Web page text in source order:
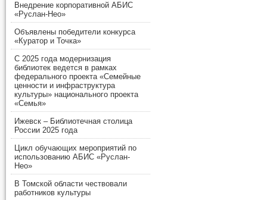
Внедрение корпоративной АБИС
«Руслан-Нео»
Объявлены победители конкурса
«Куратор и Точка»
С 2025 года модернизация
библиотек ведется в рамках
федерального проекта «Семейные
ценности и инфраструктура
культуры» национального проекта
«Семья»
Ижевск – Библиотечная столица
России 2025 года
Цикл обучающих мероприятий по
использованию АБИС «Руслан-
Нео»
В Томской области чествовали
работников культуры